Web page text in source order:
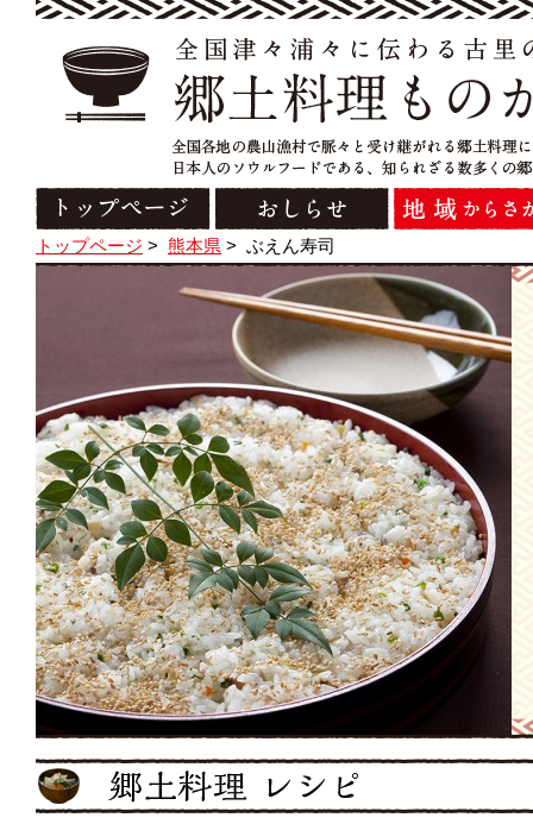
トップページ > 熊本県 > ぶえん寿司